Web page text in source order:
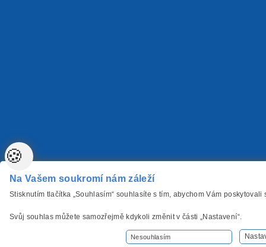
🍪
Na Vašem soukromí nám záleží
Stisknutím tlačítka „Souhlasím“ souhlasíte s tím, abychom Vám
Svůj souhlas můžete samozřejmě kdykoli změnit v části „Nastavení“.
Nesouhlasím